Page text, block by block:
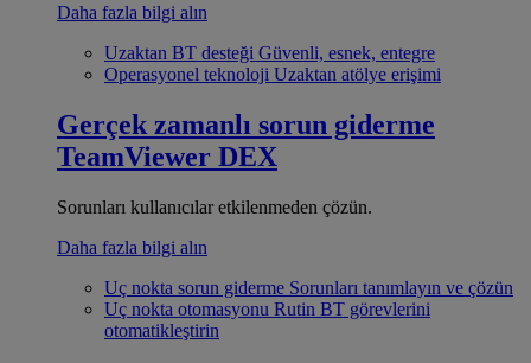
Daha fazla bilgi alın
Uzaktan BT desteği Güvenli, esnek, entegre
Operasyonel teknoloji Uzaktan atölye erişimi
Gerçek zamanlı sorun giderme
TeamViewer DEX
Sorunları kullanıcılar etkilenmeden çözün.
Daha fazla bilgi alın
Uç nokta sorun giderme Sorunları tanımlayın ve çözün
Uç nokta otomasyonu Rutin BT görevlerini
otomatikleştirin